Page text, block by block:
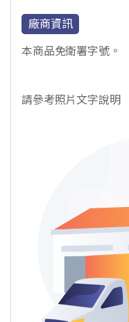
廠商資訊
本商品免衛署字號。
請參考照片文字說明